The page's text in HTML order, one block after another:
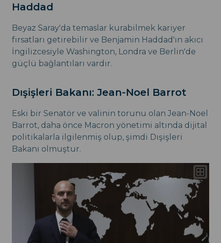
Haddad
Beyaz Saray'da temaslar kurabilmek kariyer
fırsatları getirebilir ve Benjamin Haddad'ın akıcı
İngilizcesiyle Washington, Londra ve Berlin'de
güçlü bağlantıları vardır.
Dışişleri Bakanı: Jean-Noel Barrot
Eski bir Senatör ve valinin torunu olan Jean-Noel
Barrot, daha önce Macron yönetimi altında dijital
politikalarla ilgilenmiş olup, şimdi Dışişleri
Bakanı olmuştur.